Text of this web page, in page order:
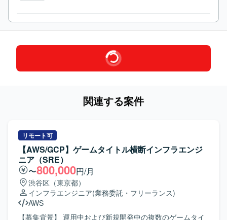
関連する案件
リモート可
【AWS/GCP】ゲームタイトル横断インフラエンジ
ニア（SRE）
〜800,000円/月
渋谷区（東京都）
インフラエンジニア(業務委託・フリーランス)
AWS
【募集背景】 運用中および新規開発中の複数のゲームタイ